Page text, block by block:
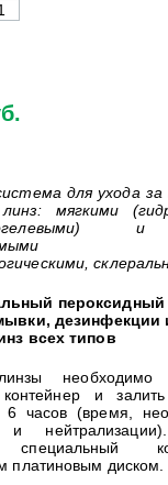
для ухода
мягкими
пероксидный
дезинфекции
всех типов
и
6 часов (время,
и
специальный
платиновым диском.